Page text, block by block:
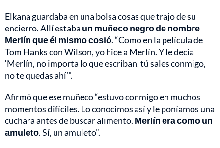
Elkana guardaba en una bolsa cosas que trajo de su
encierro. Allí estaba un muñeco negro de nombre
Merlín que él mismo cosió. “Como en la película de
Tom Hanks con Wilson, yo hice a Merlín. Y le decía
‘Merlín, no importa lo que escriban, tú sales conmigo,
no te quedas ahí’".
Afirmó que ese muñeco “estuvo conmigo en muchos
momentos difíciles. Lo conocimos así y le poníamos una
cuchara antes de buscar alimento. Merlín era como un
amuleto. Sí, un amuleto”.